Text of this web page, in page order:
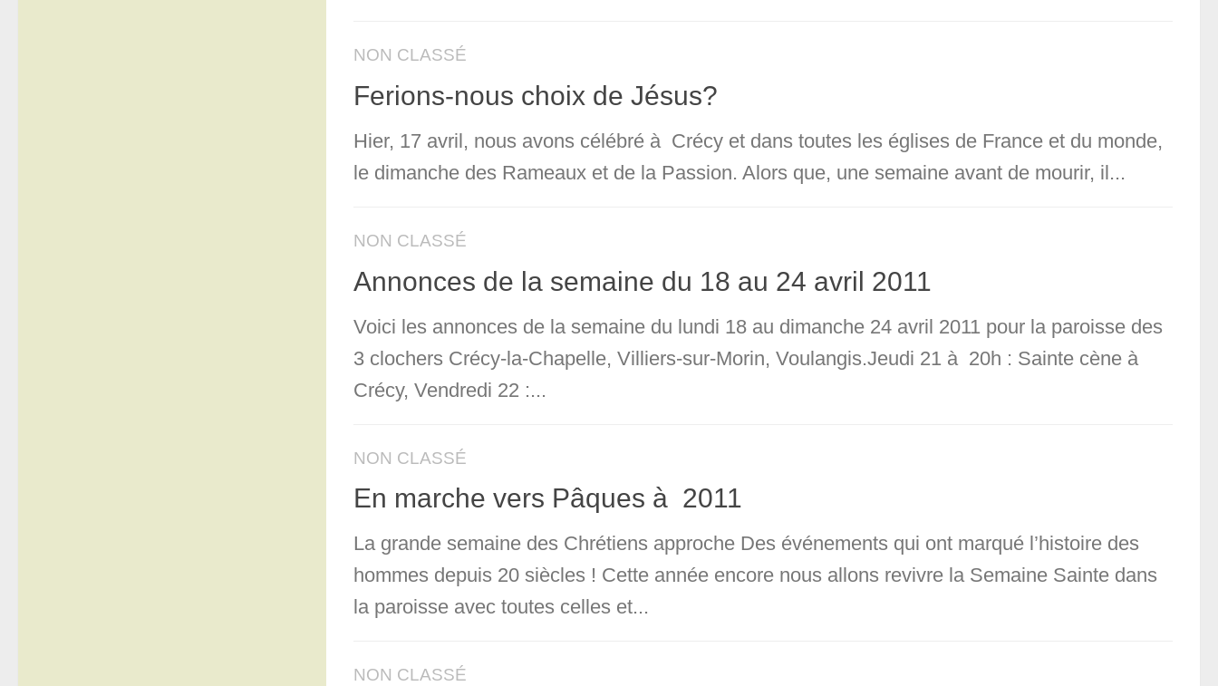
NON CLASSÉ
Ferions-nous choix de Jésus?
Hier, 17 avril, nous avons célébré à Crécy et dans toutes les églises de France et du monde,
le dimanche des Rameaux et de la Passion. Alors que, une semaine avant de mourir, il...
NON CLASSÉ
Annonces de la semaine du 18 au 24 avril 2011
Voici les annonces de la semaine du lundi 18 au dimanche 24 avril 2011 pour la paroisse des
3 clochers Crécy-la-Chapelle, Villiers-sur-Morin, Voulangis.Jeudi 21 à 20h : Sainte cène à
Crécy, Vendredi 22 :...
NON CLASSÉ
En marche vers Pâques à 2011
La grande semaine des Chrétiens approche Des événements qui ont marqué l’histoire des
hommes depuis 20 siècles ! Cette année encore nous allons revivre la Semaine Sainte dans
la paroisse avec toutes celles et...
NON CLASSÉ